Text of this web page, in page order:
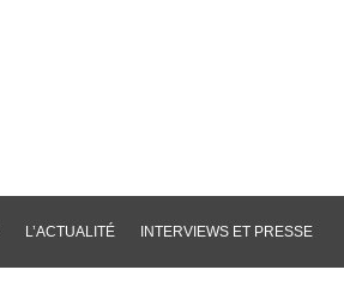
L’ACTUALITÉ INTERVIEWS ET PRESSE